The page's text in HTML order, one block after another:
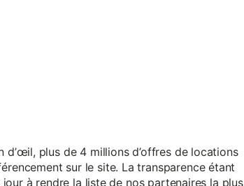
plus de 4 millions d’offres de locations
sur le site. La transparence étant
à rendre la liste de nos partenaires la plus